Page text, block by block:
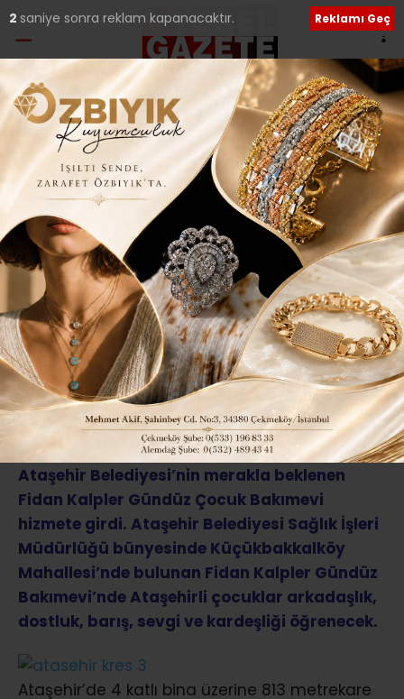
Ana Sayfa›Güncel
‘FİDAN KALPLER’
ATAŞEHİR’DE AÇILDI..
Giriş: 29-09-2016 18:32
Güncelleme: 29-09-2016 18:33
433 Güncel Yerel Haberler
ABONE OL
Ataşehir Belediyesi’nin merakla beklenen
Fidan Kalpler Gündüz Çocuk Bakımevi
hizmete girdi. Ataşehir Belediyesi Sağlık İşleri
Müdürlüğü bünyesinde Küçükbakkalköy
Mahallesi’nde bulunan Fidan Kalpler Gündüz
Bakımevi’nde Ataşehirli çocuklar arkadaşlık,
dostluk, barış, sevgi ve kardeşliği öğrenecek.
Ataşehir’de 4 katlı bina üzerine 813 metrekare
1 saniye sonra reklam kapanacaktır. Reklamı Geç